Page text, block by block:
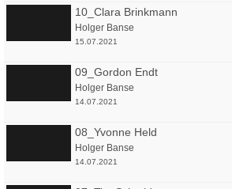
10_Clara Brinkmann
Holger Banse
15.07.2021
09_Gordon Endt
Holger Banse
14.07.2021
08_Yvonne Held
Holger Banse
14.07.2021